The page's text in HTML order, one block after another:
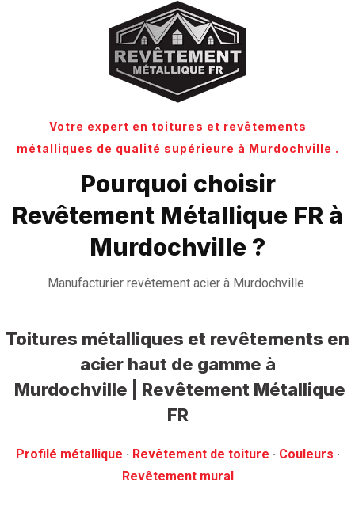
Votre expert en toitures et revêtements
métalliques de qualité supérieure à Murdochville .
Pourquoi choisir
Revêtement Métallique FR à
Murdochville ?
Manufacturier revêtement acier à Murdochville
Toitures métalliques et revêtements en
acier haut de gamme à
Murdochville | Revêtement Métallique
FR
Profilé métallique · ‎ Revêtement de toiture · ‎ Couleurs ·
‎Revêtement mural